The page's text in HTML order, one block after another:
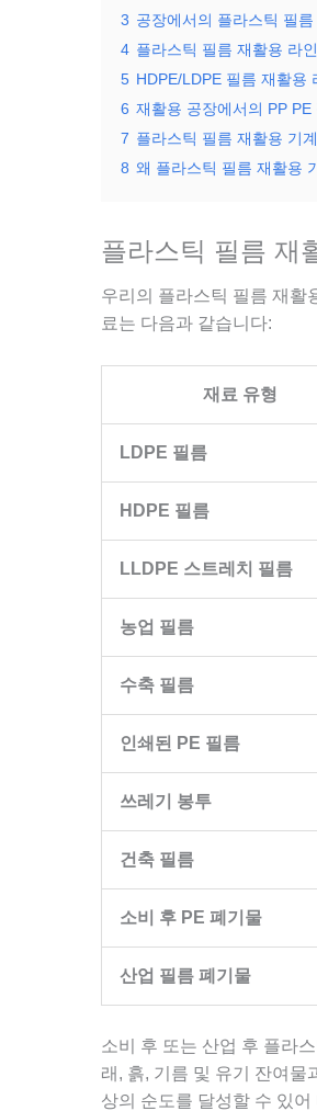
3 공장에서의 플라스틱 필
4 플라스틱 필름 재활용 라
5 HDPE/LDPE 필름 재활용
6 재활용 공장에서의 PP PE
7 플라스틱 필름 재활용 기
8 왜 플라스틱 필름 재활용
플라스틱 필름 재
우리의 플라스틱 필름 재활
료는 다음과 같습니다:
재료 유형
LDPE 필름
HDPE 필름
LLDPE 스트레치 필름
농업 필름
수축 필름
인쇄된 PE 필름
쓰레기 봉투
건축 필름
소비 후 PE 폐기물
산업 필름 폐기물
소비 후 또는 산업 후 플라
래, 흙, 기름 및 유기 잔여물
상의 순도를 달성할 수 있